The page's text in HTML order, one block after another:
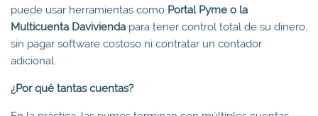
puede usar herramientas como Portal Pyme o la
Multicuenta Davivienda para tener control total de su dinero,
sin pagar software costoso ni contratar un contador
adicional.
¿Por qué tantas cuentas?